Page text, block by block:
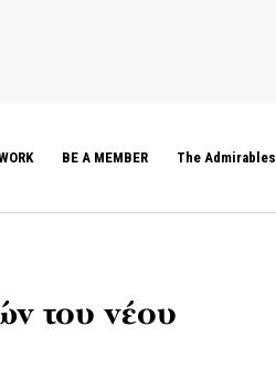
BE A MEMBER The Admirables
του νέου